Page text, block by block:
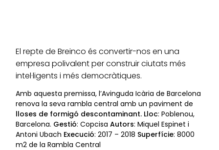
El repte de Breinco és convertir-nos en una
empresa polivalent per construir ciutats més
intel·ligents i més democràtiques.
Amb aquesta premissa, l’Avinguda Icària de Barcelona
renova la seva rambla central amb un paviment de
lloses de formigó descontaminant. Lloc: Poblenou,
Barcelona. Gestió: Copcisa Autors: Miquel Espinet i
Antoni Ubach Execució: 2017 – 2018 Superfície: 8000
m2 de la Rambla Central